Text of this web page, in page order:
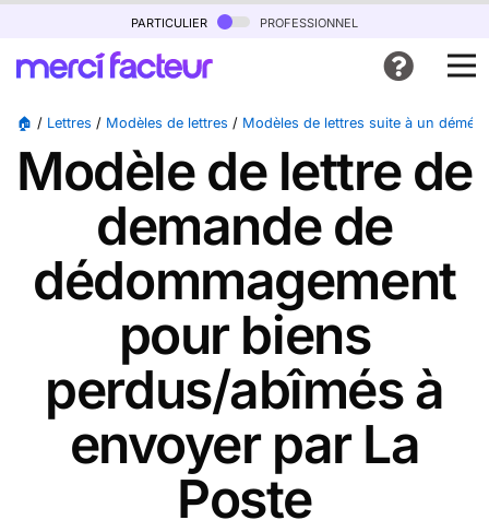
particulier professionnel
🏠 / Lettres / Modèles de lettres / Modèles de lettres suite à un
Modèle de lettre de
demande de
dédommagement
pour biens
perdus/abîmés à
envoyer par La
Poste